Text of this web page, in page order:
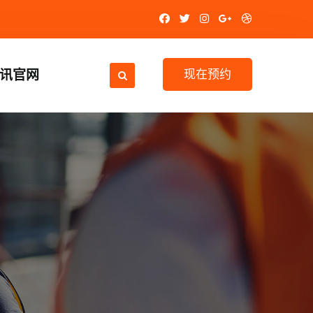
官网 现在预约